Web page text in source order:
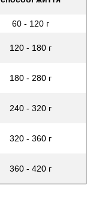
60 - 120 г
120 - 180 г
180 - 280 г
240 - 320 г
320 - 360 г
360 - 420 г